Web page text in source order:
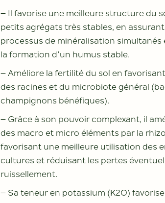
– Il favorise une meilleure structure du
petits agrégats très stables, en
processus de minéralisation
la formation d’un humus stable.
– Améliore la fertilité du sol en
des racines et du microbiote général
champignons bénéfiques).
– Grâce à son pouvoir complexant, il
des macro et micro éléments par la
favorisant une meilleure utilisation des
cultures et réduisant les pertes
ruissellement.
– Sa teneur en potassium (K2O)